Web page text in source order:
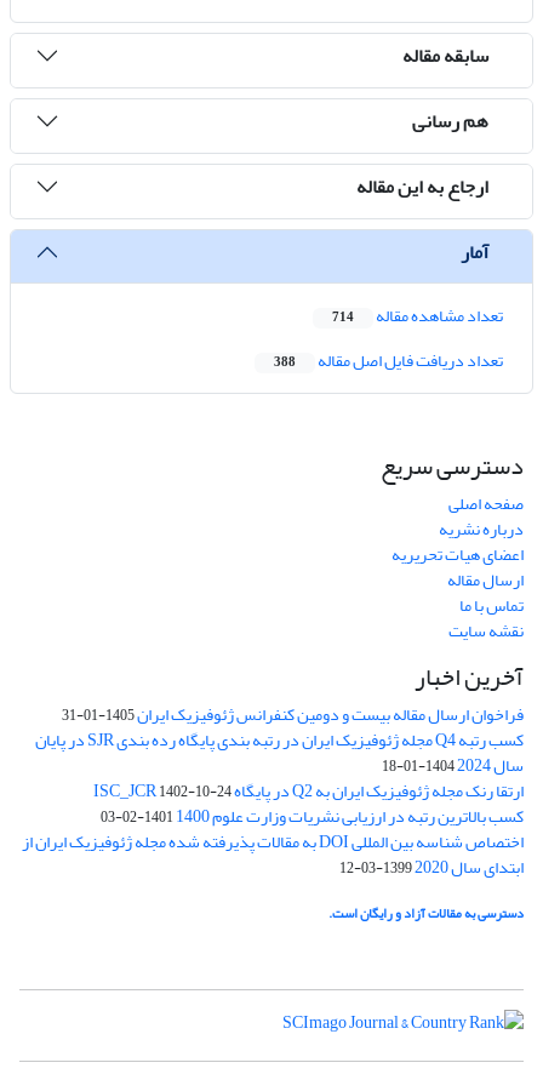
سابقه مقاله
هم رسانی
ارجاع به این مقاله
آمار
تعداد مشاهده مقاله 714
تعداد دریافت فایل اصل مقاله 388
دسترسی سریع
صفحه اصلی
درباره نشریه
اعضای هیات تحریریه
ارسال مقاله
تماس با ما
نقشه سایت
آخرین اخبار
فراخوان ارسال مقاله بیست و دومین کنفرانس ژئوفیزیک ایران1405-01-31
کسب رتبه Q4 مجله ژئوفیزیک ایران در رتبه بندی پایگاه رده بندی SJR در پایان
سال 2024 1404-01-18
ارتقا رنک مجله ژئوفیزیک ایران به Q2 در پایگاه ISC_JCR 1402-10-24
کسب بالاترین رتبه در ارزیابی نشریات وزارت علوم 1400 1401-02-03
اختصاص شناسه بین المللی DOI به مقالات پذیرفته شده مجله ژئوفیزیک ایران از
ابتدای سال 2020 1399-03-12
دسترسی به مقالات آزاد و رایگان است.